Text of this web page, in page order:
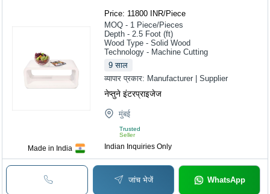
Made in India
Price: 11800 INR/Piece
MOQ - 1 Piece/Pieces
Depth - 2.5 Foot (ft)
Wood Type - Solid Wood
Technology - Machine Cutting
9 साल
व्यापार प्रकार: Manufacturer | Supplier
नेप्तुने इंटरप्राइजेज
मुंबई
Trusted
Seller
Indian Inquiries Only
जांच भेजें WhatsApp